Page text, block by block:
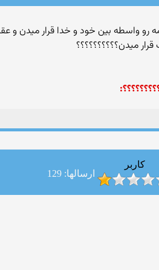
واسطه بین خود و خدا قرار میدن و
میدن؟؟؟؟؟؟؟؟؟؟
کاربر
ارسالها: 129